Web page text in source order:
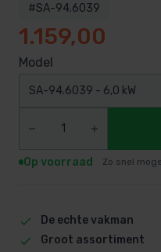
#SA-94.6039
1.159,00
Model
SA-94.6039 - 6,0 kW
Op voorraad Zo snel
De echte vakman
Groot assortiment